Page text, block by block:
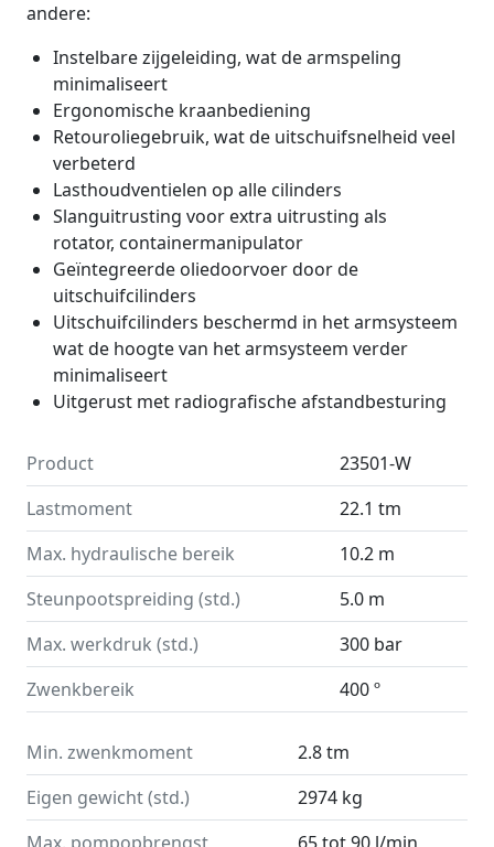
andere:
Instelbare zijgeleiding, wat de armspeling
minimaliseert
Ergonomische kraanbediening
Retouroliegebruik, wat de uitschuifsnelheid veel
verbeterd
Lasthoudventielen op alle cilinders
Slanguitrusting voor extra uitrusting als
rotator, containermanipulator
Geïntegreerde oliedoorvoer door de
uitschuifcilinders
Uitschuifcilinders beschermd in het armsysteem
wat de hoogte van het armsysteem verder
minimaliseert
Uitgerust met radiografische afstandbesturing
Product
23501-W
Lastmoment
22.1 tm
Max. hydraulische bereik
10.2 m
Steunpootspreiding (std.)
5.0 m
Max. werkdruk (std.)
300 bar
Zwenkbereik
400 º
Min. zwenkmoment
2.8 tm
Eigen gewicht (std.)
2974 kg